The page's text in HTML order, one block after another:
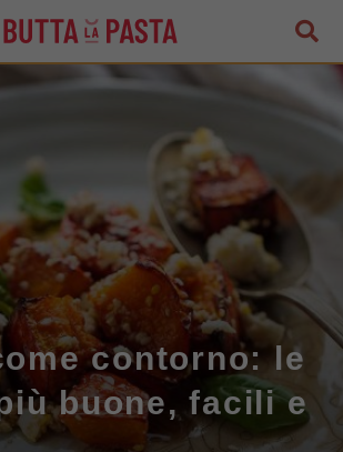
contorno: le
buone, facili e